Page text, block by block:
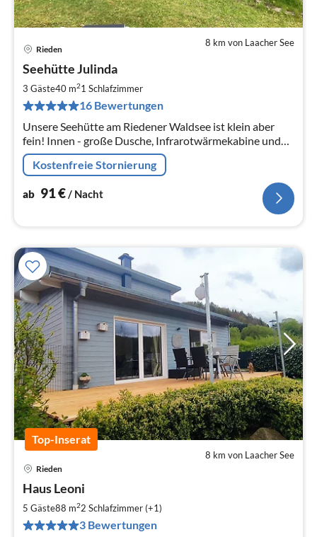
8 km von Laacher See
Rieden
Seehütte Julinda
3 Gäste40 m21 Schlafzimmer
16 Bewertungen
Unsere Seehütte am Riedener Waldsee ist klein aber
fein! Innen - große Dusche, Infrarotwärmekabine und
gemütliches Sofa. Außen - Iglusauna, Sonnenliegen und
Sitzecken.
Kostenfreie Stornierung
ab 91€/ Nacht
Top-Inserat
8 km von Laacher See
Rieden
Haus Leoni
5 Gäste88 m22 Schlafzimmer (+1)
3 Bewertungen